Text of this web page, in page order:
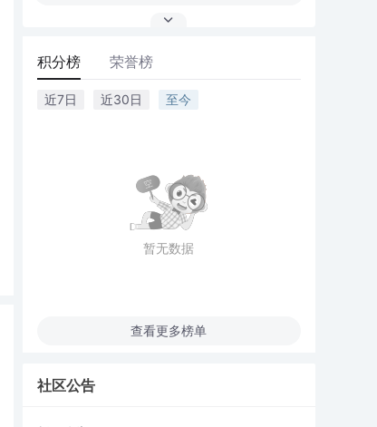
积分榜 荣誉榜
近7日 近30日 至今
暂无数据
查看更多榜单
社区公告